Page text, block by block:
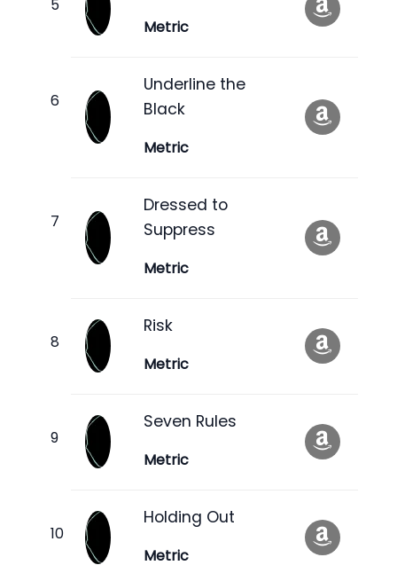
Metric
Underline the
Black
Metric
Dressed to
Suppress
Metric
Risk
Metric
Seven Rules
Metric
Holding Out
Metric